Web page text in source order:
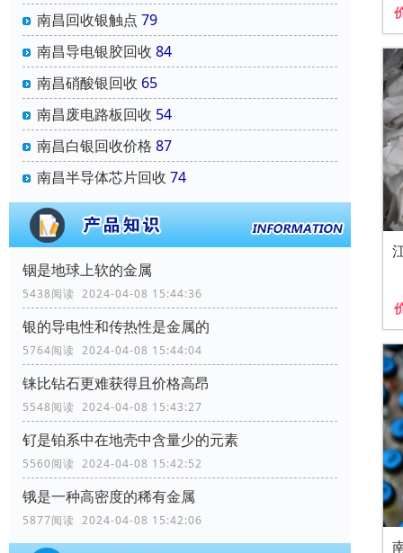
南昌回收银触点 79
南昌导电银胶回收 84
南昌硝酸银回收 65
南昌废电路板回收 54
南昌白银回收价格 87
南昌半导体芯片回收 74
铟是地球上软的金属
5438阅读 2024-04-08 15:44:36
银的导电性和传热性是金属的
5764阅读 2024-04-08 15:44:04
铼比钻石更难获得且价格高昂
5548阅读 2024-04-08 15:43:27
钌是铂系中在地壳中含量少的元素
5560阅读 2024-04-08 15:42:52
锇是一种高密度的稀有金属
5877阅读 2024-04-08 15:42:06